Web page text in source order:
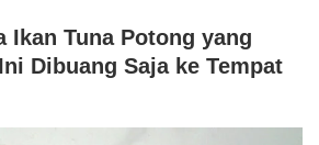
Ikan Tuna Potong yang
Dibuang Saja ke Tempat